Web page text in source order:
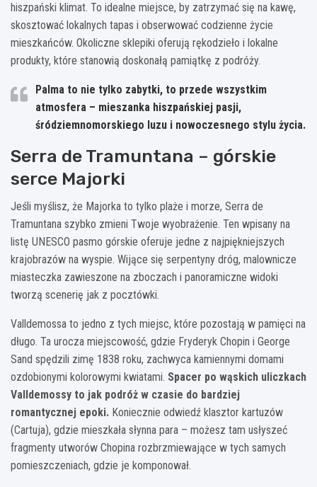
hiszpański klimat. To idealne miejsce, by zatrzymać się na kawę,
skosztować lokalnych tapas i obserwować codzienne życie
mieszkańców. Okoliczne sklepiki oferują rękodzieło i lokalne
produkty, które stanowią doskonałą pamiątkę z podróży.
Palma to nie tylko zabytki, to przede wszystkim
atmosfera – mieszanka hiszpańskiej pasji,
śródziemnomorskiego luzu i nowoczesnego stylu życia.
Serra de Tramuntana – górskie
serce Majorki
Jeśli myślisz, że Majorka to tylko plaże i morze, Serra de
Tramuntana szybko zmieni Twoje wyobrażenie. Ten wpisany na
listę UNESCO pasmo górskie oferuje jedne z najpiękniejszych
krajobrazów na wyspie. Wijące się serpentyny dróg, malownicze
miasteczka zawieszone na zboczach i panoramiczne widoki
tworzą scenerię jak z pocztówki.
Valldemossa to jedno z tych miejsc, które pozostają w pamięci na
długo. Ta urocza miejscowość, gdzie Fryderyk Chopin i George
Sand spędzili zimę 1838 roku, zachwyca kamiennymi domami
ozdobionymi kolorowymi kwiatami. Spacer po wąskich uliczkach
Valldemossy to jak podróż w czasie do bardziej
romantycznej epoki. Koniecznie odwiedź klasztor kartuzów
(Cartuja), gdzie mieszkała słynna para – możesz tam usłyszeć
fragmenty utworów Chopina rozbrzmiewające w tych samych
pomieszczeniach, gdzie je komponował.